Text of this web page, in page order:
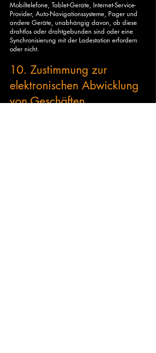
Mobiltelefone, Tablet-Geräte, Internet-Service-
Provider, Auto-Navigationssysteme, Pager und
andere Geräte, unabhängig davon, ob diese
drahtlos oder drahtgebunden sind oder eine
Synchronisierung mit der Ladestation erfordern
oder nicht.
10. Zustimmung zur
elektronischen Abwicklung
von Geschäften.